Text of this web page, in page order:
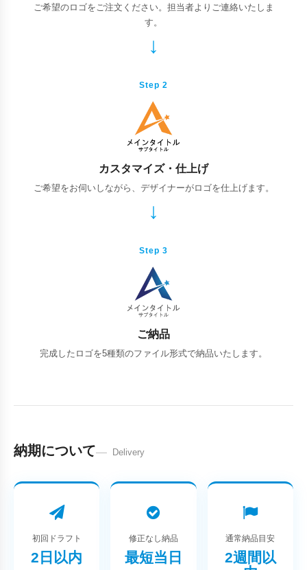
ご希望のロゴをご注文ください。担当者よりご連絡いたしま
す。
Step 2
カスタマイズ・仕上げ
ご希望をお伺いしながら、デザイナーがロゴを仕上げます。
Step 3
ご納品
完成したロゴを5種類のファイル形式で納品いたします。
納期について Delivery
初回ドラフト
2日以内
修正なし納品
最短当日
通常納品目安
2週間以